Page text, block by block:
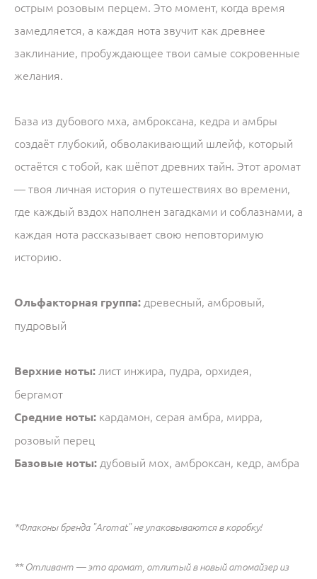
острым розовым перцем. Это момент, когда время
замедляется, а каждая нота звучит как древнее
заклинание, пробуждающее твои самые сокровенные
желания.
База из дубового мха, амброксана, кедра и амбры
создаёт глубокий, обволакивающий шлейф, который
остаётся с тобой, как шёпот древних тайн. Этот аромат
— твоя личная история о путешествиях во времени,
где каждый вздох наполнен загадками и соблазнами, а
каждая нота рассказывает свою неповторимую
историю.
Ольфакторная группа: древесный, амбровый,
пудровый
Верхние ноты: лист инжира, пудра, орхидея,
бергамот
Средние ноты: кардамон, серая амбра, мирра,
розовый перец
Базовые ноты: дубовый мох, амброксан, кедр, амбра
*Флаконы бренда "Aromat" не упаковываются в коробку!
​** Отливант — это аромат, отлитый в новый атомайзер из